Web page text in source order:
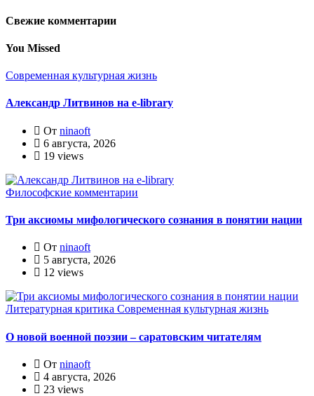
Свежие комментарии
You Missed
Современная культурная жизнь
Александр Литвинов на e-library
От ninaoft
6 августа, 2026
19 views
Философские комментарии
Три аксиомы мифологического сознания в понятии нации
От ninaoft
5 августа, 2026
12 views
Литературная критика Современная культурная жизнь
О новой военной поэзии – саратовским читателям
От ninaoft
4 августа, 2026
23 views